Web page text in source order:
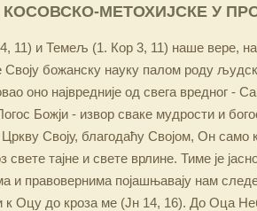
МЕТОХИЈСКЕ У
11) и Темељ (1. Кор 3, 11) наше вере,
божанску науку палом роду
оно највредније од свега вредног -
Божји - извор сваке мудрости и
Своју, благодаћу Својом, Он само
тајне и свете врлине. Тиме је
и правовернима појашњавају нам
к Оцу до кроза ме (Јн 14, 16). До Оца